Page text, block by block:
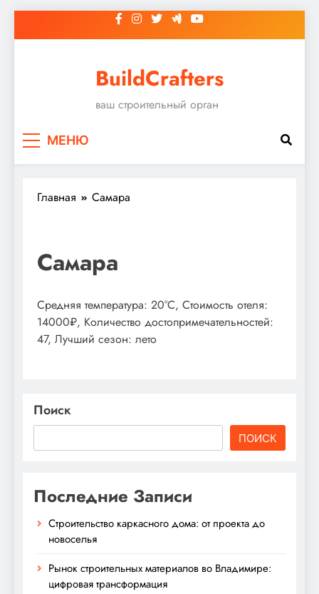
к
BuildCrafters
ваш строительный орган
МЕНЮ
Главная Самара
Самара
Средняя температура: 20°C, Стоимость отеля:
14000₽, Количество достопримечательностей:
47, Лучший сезон: лето
Поиск
ПОИСК
Последние Записи
Строительство каркасного дома: от проекта до
новоселья
Рынок строительных материалов во Владимире:
цифровая трансформация